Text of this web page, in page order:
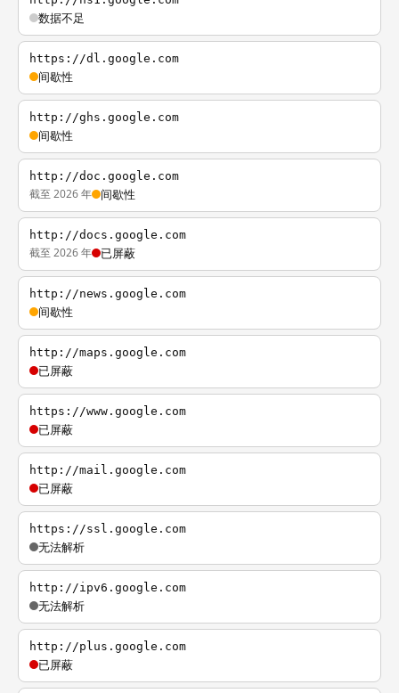
数据不足
https://dl.google.com
间歇性
http://ghs.google.com
间歇性
http://doc.google.com
截至 2026 年 间歇性
http://docs.google.com
截至 2026 年 已屏蔽
http://news.google.com
间歇性
http://maps.google.com
已屏蔽
https://www.google.com
已屏蔽
http://mail.google.com
已屏蔽
https://ssl.google.com
无法解析
http://ipv6.google.com
无法解析
http://plus.google.com
已屏蔽